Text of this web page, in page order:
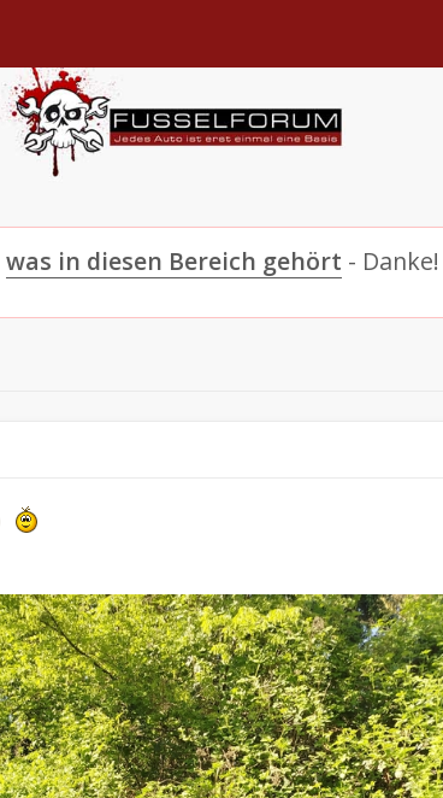
was in diesen Bereich gehört - Danke!